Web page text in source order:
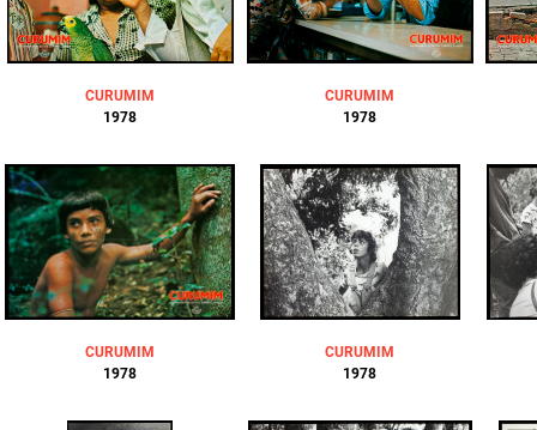
CURUMIM
1978
CURUMIM
1978
CURUMIM
1978
CURUMIM
1978